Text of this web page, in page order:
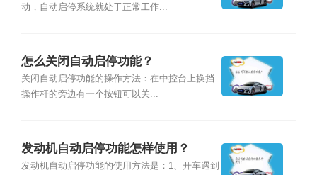
动，自动启停系统就处于正常工作...
怎么关闭自动启停功能？
关闭自动启停功能的操作方法：在中控台上换挡
操作杆的旁边有一个按钮可以关...
发动机自动启停功能怎样使用？
发动机自动启停功能的使用方法是：1、开车遇到